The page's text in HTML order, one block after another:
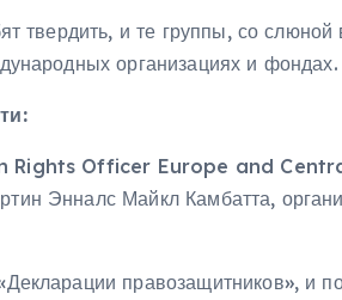
твердить, и те группы, со слюной
организациях и фондах.
Rights Officer Europe and
Энналс Майкл Камбатта,
правозащитников», и